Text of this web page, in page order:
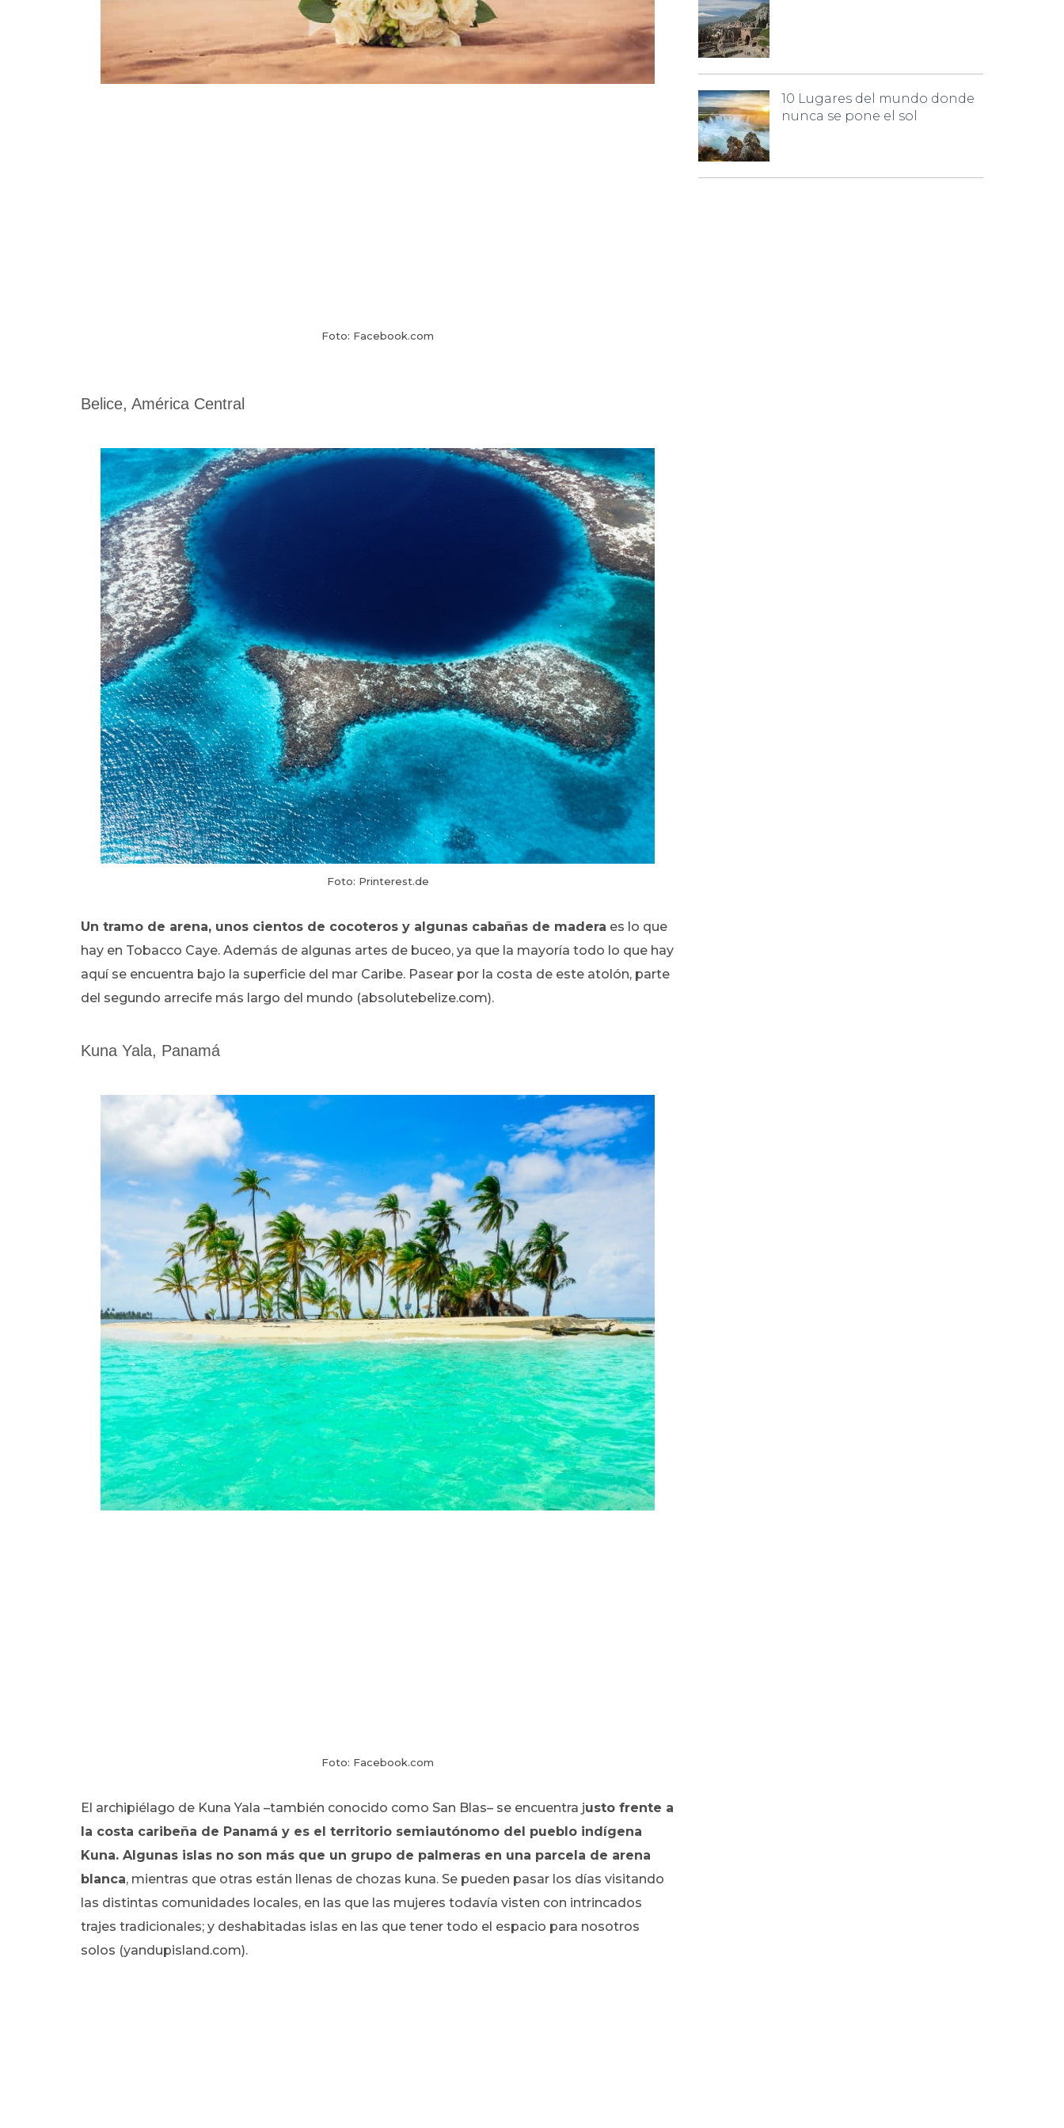
Foto: Facebook.com
Belice, América Central
Foto: Printerest.de
Un tramo de arena, unos cientos de cocoteros y algunas cabañas de madera es lo que
hay en Tobacco Caye. Además de algunas artes de buceo, ya que la mayoría todo lo que hay
aquí se encuentra bajo la superficie del mar Caribe. Pasear por la costa de este atolón, parte
del segundo arrecife más largo del mundo (absolutebelize.com).
Kuna Yala, Panamá
Foto: Facebook.com
El archipiélago de Kuna Yala –también conocido como San Blas– se encuentra justo frente a
la costa caribeña de Panamá y es el territorio semiautónomo del pueblo indígena
Kuna. Algunas islas no son más que un grupo de palmeras en una parcela de arena
blanca, mientras que otras están llenas de chozas kuna. Se pueden pasar los días visitando
las distintas comunidades locales, en las que las mujeres todavía visten con intrincados
trajes tradicionales; y deshabitadas islas en las que tener todo el espacio para nosotros
solos (yandupisland.com).
10 Lugares del mundo donde
nunca se pone el sol